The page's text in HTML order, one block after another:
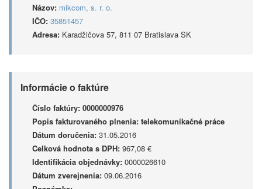
Názov: mikcom, s. r. o.
IČO: 35851457
Adresa: Karadžičova 57, 811 07 Bratislava SK
Informácie o faktúre
Číslo faktúry: 0000000976
Popis fakturovaného plnenia: telekomunikačné práce
Dátum doručenia: 31.05.2016
Celková hodnota s DPH: 967,08 €
Identifikácia objednávky: 0000026610
Dátum zverejnenia: 09.06.2016